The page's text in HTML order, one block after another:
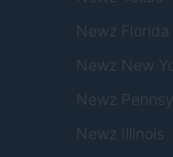
Newz Florida
Newz New
Newz
Newz Illinois